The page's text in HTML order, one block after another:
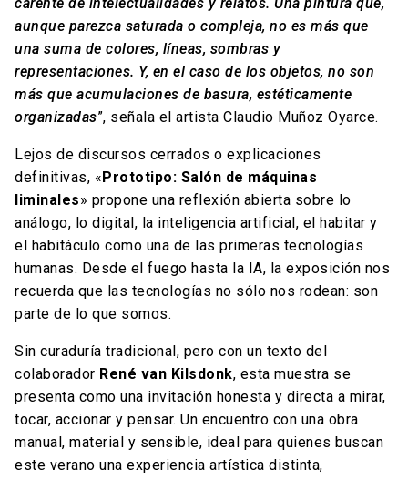
aunque parezca saturada o compleja, no es más que
una suma de colores, líneas, sombras y
representaciones. Y, en el caso de los objetos, no son
más que acumulaciones de basura, estéticamente
organizadas”, señala el artista Claudio Muñoz Oyarce.
Lejos de discursos cerrados o explicaciones
definitivas, « Prototipo: Salón de máquinas
liminales» propone una reflexión abierta sobre lo
análogo, lo digital, la inteligencia artificial, el habitar y
el habitáculo como una de las primeras tecnologías
humanas. Desde el fuego hasta la IA, la exposición nos
recuerda que las tecnologías no sólo nos rodean: son
parte de lo que somos.
Sin curaduría tradicional, pero con un texto del
colaborador René van Kilsdonk, esta muestra se
presenta como una invitación honesta y directa a mirar,
tocar, accionar y pensar. Un encuentro con una obra
manual, material y sensible, ideal para quienes buscan
este verano una experiencia artística distinta,